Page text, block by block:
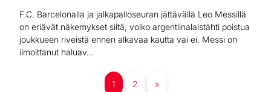
F.C. Barcelonalla ja jalkapalloseuran jättävällä Leo Messillä
on eriävät näkemykset siitä, voiko argentiinalaistähti poistua
joukkueen riveistä ennen alkavaa kautta vai ei. Messi on
ilmoittanut haluav...
1 2 »